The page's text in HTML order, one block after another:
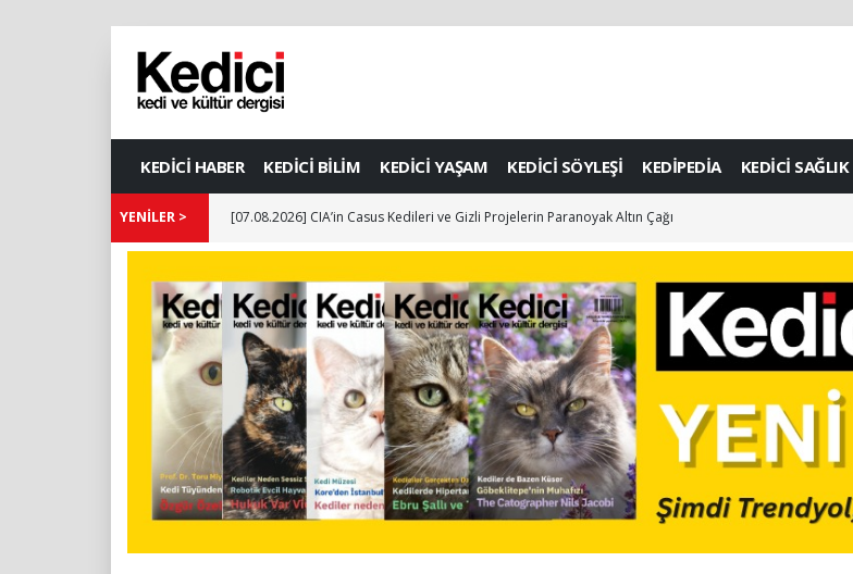
KEDİCİ HABER KEDİCİ BİLİM KEDİCİ YAŞAM KEDİCİ SÖYLEŞİ KEDİPEDİA KEDİCİ SAĞLIK
YENİLER > [07.08.2026] CIA’in Casus Kedileri ve Gizli Projelerin Paranoyak Altın Çağı